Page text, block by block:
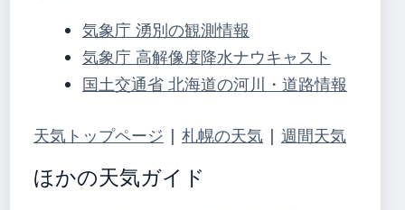
気象庁 湧別の観測情報
気象庁 高解像度降水ナウキャスト
国土交通省 北海道の河川・道路情報
天気トップページ | 札幌の天気 | 週間天気
ほかの天気ガイド